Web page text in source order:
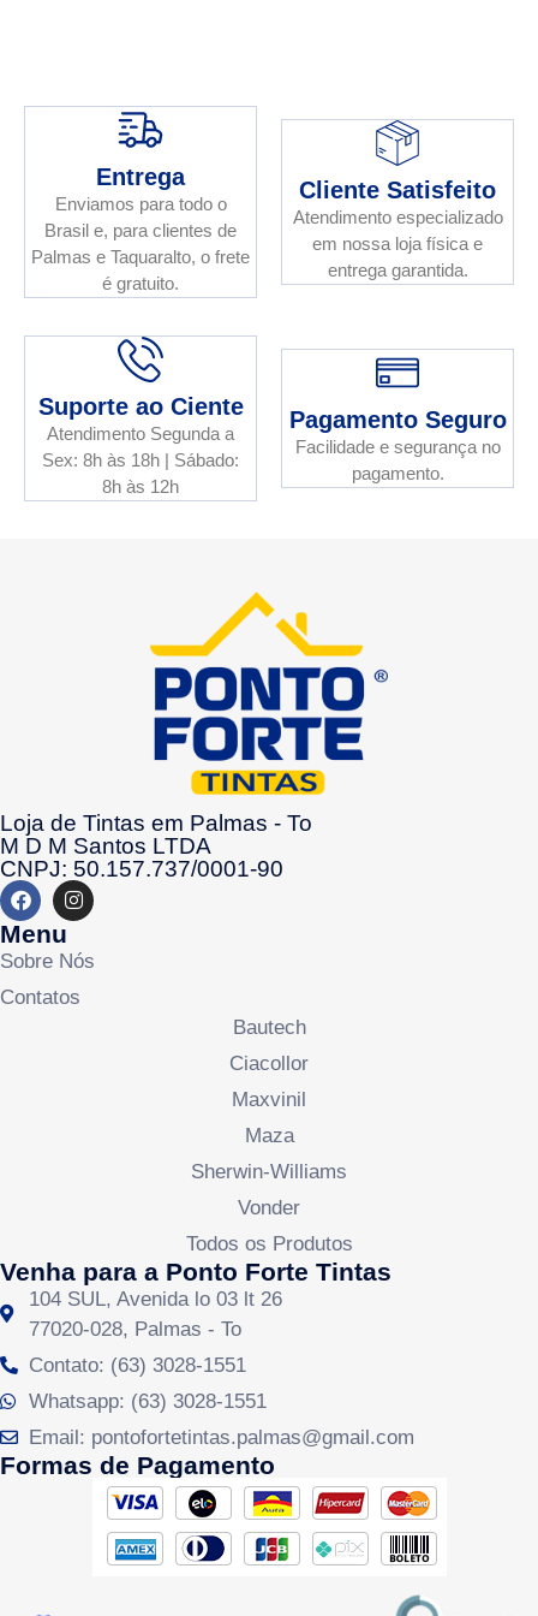
Entrega
Enviamos para todo o
Brasil e, para clientes de
Palmas e Taquaralto, o frete
é gratuito.
Cliente Satisfeito
Atendimento especializado
em nossa loja física e
entrega garantida.
Suporte ao Ciente
Atendimento Segunda a
Sex: 8h às 18h | Sábado:
8h às 12h
Pagamento Seguro
Facilidade e segurança no
pagamento.
Loja de Tintas em Palmas - To
M D M Santos LTDA
CNPJ: 50.157.737/0001-90
Menu
Sobre Nós
Contatos
Bautech
Ciacollor
Maxvinil
Maza
Sherwin-Williams
Vonder
Todos os Produtos
Venha para a Ponto Forte Tintas
104 SUL, Avenida lo 03 lt 26
77020-028, Palmas - To
Contato: (63) 3028-1551
Whatsapp: (63) 3028-1551
Email: pontofortetintas.palmas@gmail.com
Formas de Pagamento